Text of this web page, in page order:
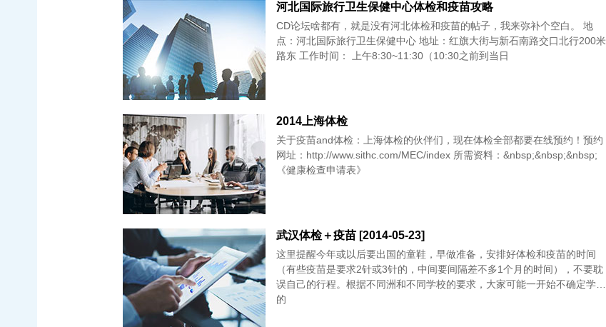
河北国际旅行卫生保健中心体检和疫苗攻略
CD论坛啥都有，就是没有河北体检和疫苗的帖子，我来弥补个空白。 地
点：河北国际旅行卫生保健中心 地址：红旗大街与新石南路交口北行200米
路东 工作时间： 上午8:30~11:30（10:30之前到当日
2014上海体检
关于疫苗and体检：上海体检的伙伴们，现在体检全部都要在线预约！预约
网址：http://www.sithc.com/MEC/index 所需资料：&nbsp;&nbsp;&nbsp;
《健康检查申请表》
武汉体检＋疫苗 [2014-05-23]
这里提醒今年或以后要出国的童鞋，早做准备，安排好体检和疫苗的时间
（有些疫苗是要求2针或3针的，中间要间隔差不多1个月的时间），不要耽
误自己的行程。根据不同洲和不同学校的要求，大家可能一开始不确定学校
的